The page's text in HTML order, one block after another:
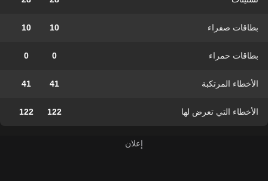
بطاقات صفراء 10
10
بطاقات حمراء 0
0
الأخطاء المرتكبة 41
41
الأخطاء التي تعرض لها 122
122